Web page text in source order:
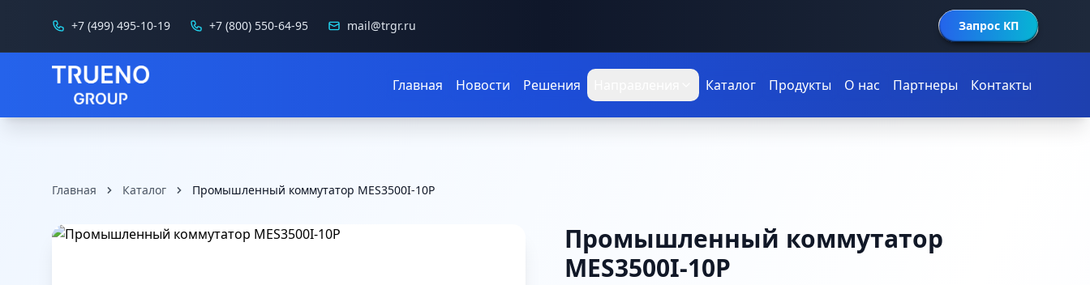
+7 (499) 495-10-19 +7 (800) 550-64-95 mail@trgr.ru Запрос КП
Главная Новости Решения Каталог Продукты О нас Партнеры Контакты
Главная Каталог Промышленный коммутатор MES3500I-10P
Промышленный коммутатор
MES3500I-10P